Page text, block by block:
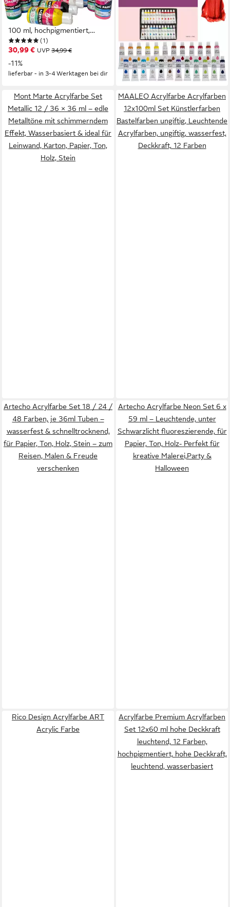
12x100 ml hochpigmentiert
starke Deckkraft, 12 Farben je
100 ml, hochpigmentiert,
starke Deckkraft,
wasserbasiert
(1)
30,99 € UVP 34,99 €
-11%
lieferbar - in 3-4 Werktagen bei dir
Acrylfarben Set - 24/12
Farben à 12 ml, Lebendige
Farben, geruchs- und ungiftig,
wasserfest, leicht mischbar
15,99 € UVP39,90 €
(0,67 €/ 1 Stk)
-60%
lieferbar - in 3-4 Werktagen bei dir
Mont Marte Acrylfarbe Set
Metallic 12 / 36 × 36 ml – edle
Metalltöne mit schimmerndem
Effekt, Wasserbasiert & ideal für
Leinwand, Karton, Papier, Ton,
Holz, Stein
MAALEO Acrylfarbe Acrylfarben
12x100ml Set Künstlerfarben
Bastelfarben ungiftig, Leuchtende
Acrylfarben, ungiftig, wasserfest,
Deckkraft, 12 Farben
Artecho Acrylfarbe Set 18 / 24 /
48 Farben, je 36ml Tuben –
wasserfest & schnelltrocknend,
für Papier, Ton, Holz, Stein – zum
Reisen, Malen & Freude
verschenken
Artecho Acrylfarbe Neon Set 6 x
59 ml – Leuchtende, unter
Schwarzlicht fluoreszierende, für
Papier, Ton, Holz- Perfekt für
kreative Malerei,Party &
Halloween
Rico Design Acrylfarbe ART
Acrylic Farbe
Acrylfarbe Premium Acrylfarben
Set 12x60 ml hohe Deckkraft
leuchtend, 12 Farben,
hochpigmentiert, hohe Deckkraft,
leuchtend, wasserbasiert